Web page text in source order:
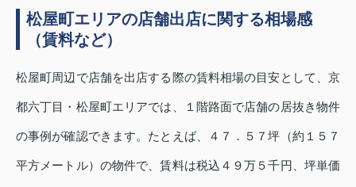
松屋町エリアの店舗出店に関する相場感
（賃料など）
松屋町周辺で店舗を出店する際の賃料相場の目安として、京
都六丁目・松屋町エリアでは、１階路面で店舗の居抜き物件
の事例が確認できます。たとえば、４７．５７坪（約１５７
平方メートル）の物件で、賃料は税込４９万５千円、坪単価